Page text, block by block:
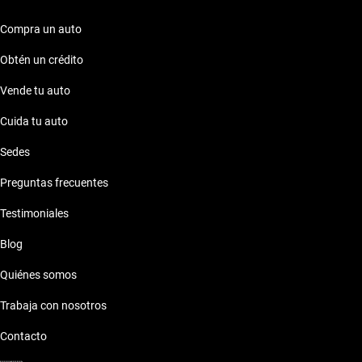
Nissan 370Z 2023
Nissan 370Z Puerta la Victoria
Nissan Cabstar
Nissan Camiones
Nissan GT-R
Nissan Kicks
Nissan Kicks Play
Nissan Leaf
Compra un auto
Obtén un crédito
Vende tu auto
Cuida tu auto
Sedes
Preguntas frecuentes
Testimoniales
Blog
Quiénes somos
Trabaja con nosotros
Contacto